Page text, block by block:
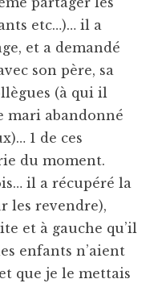
etc…)… il a
et a demandé
son père, sa
(à qui il
mari abandonné
1 de ces
du moment.
il a récupéré la
les revendre),
et à gauche qu’il
enfants n’aient
que je le mettais